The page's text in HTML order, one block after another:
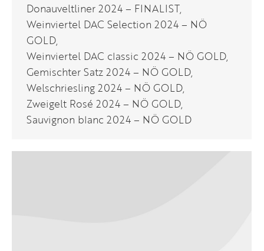
Donauveltliner 2024 – FINALIST,
Weinviertel DAC Selection 2024 – NÖ
GOLD,
Weinviertel DAC classic 2024 – NÖ GOLD,
Gemischter Satz 2024 – NÖ GOLD,
Welschriesling 2024 – NÖ GOLD,
Zweigelt Rosé 2024 – NÖ GOLD,
Sauvignon blanc 2024 – NÖ GOLD